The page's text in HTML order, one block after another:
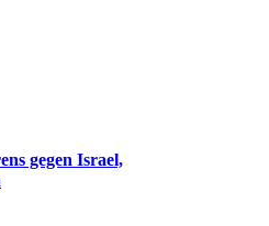
gegen Israel,